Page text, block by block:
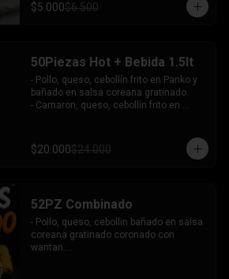
$5.000$6.500
50Piezas Hot + Bebida 1.5lt
- Pollo, queso, cebollín frito en Panko y
bañado en salsa coreana gratinado.
- Camaron, queso, cebollín frito en
bañado en salsa tari.
- Salmón, queso, cebollín frito en Panko.
$20.000$24.000
52PZ Combinado
- Pollo, queso, cebollin bañado en salsa
coreana gratinado coronado con
wantan.